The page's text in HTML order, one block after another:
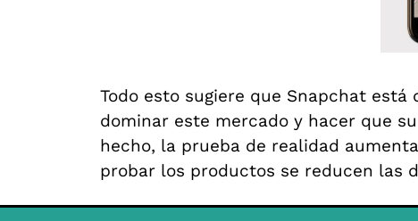
Todo esto sugiere que Snapchat
dominar este mercado y hacer que
hecho, la prueba de realidad
probar los productos se reducen las